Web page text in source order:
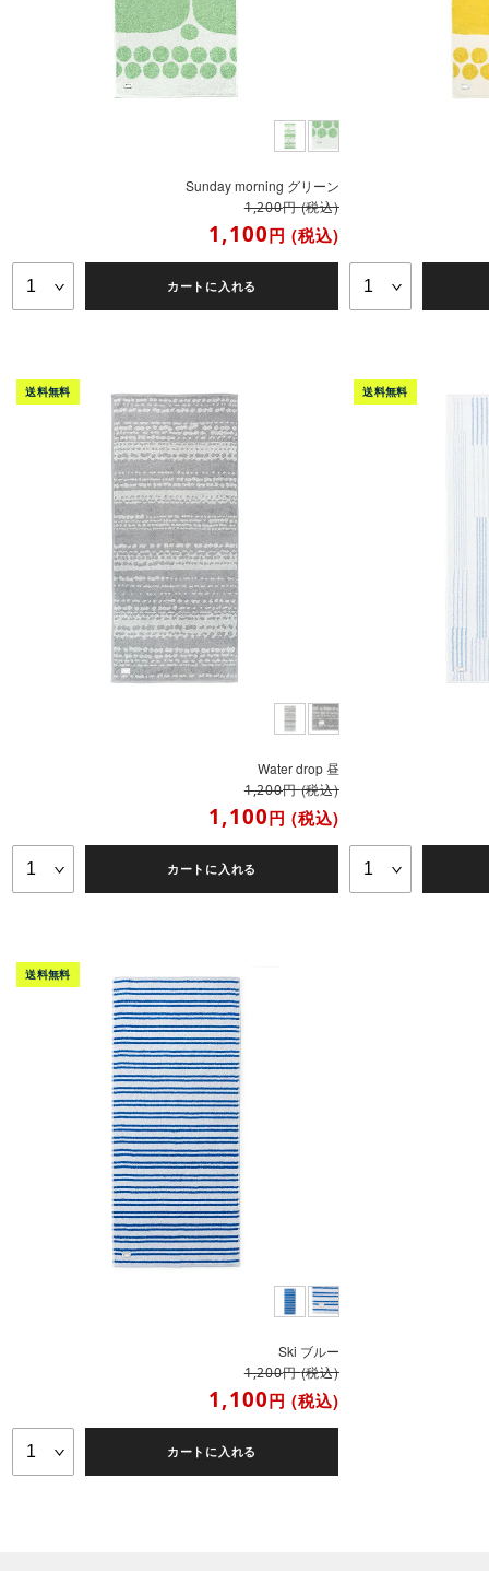
Sunday morning グリーン
1,200円(税込)
1,100円 (税込)
カートに入れる
Water drop 昼
1,200円(税込)
1,100円 (税込)
カートに入れる
Ski ブルー
1,200円(税込)
1,100円 (税込)
カートに入れる